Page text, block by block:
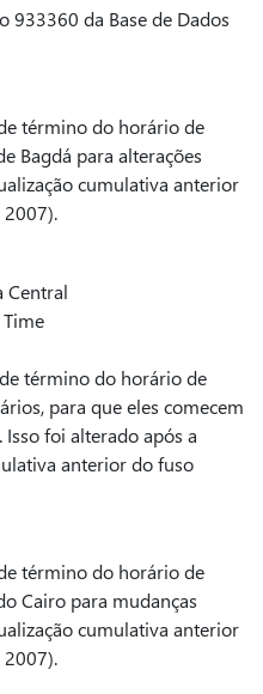
933360 da Base de Dados
término do horário de
Bagdá para alterações
cumulativa anterior
Central
término do horário de
para que eles comecem
foi alterado após a
anterior do fuso
término do horário de
Cairo para mudanças
cumulativa anterior